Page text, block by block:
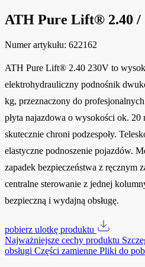
ATH Pure Lift® 2.40 /
Numer artykułu: 622162
ATH Pure Lift® 2.40 230V to
elektrohydrauliczny podnośnik
kg, przeznaczony do
płyta najazdowa o wysokości ok.
skutecznie chroni podzespoły.
elastyczne podnoszenie pojazdów.
zapadek bezpieczeństwa z ręcznym
centralne sterowanie z jednej
bezpieczną i wydajną obsługę.
pobierz ulotkę produktu
Najważniejsze cechy produktu
obsługi Części zamienne Pliki do